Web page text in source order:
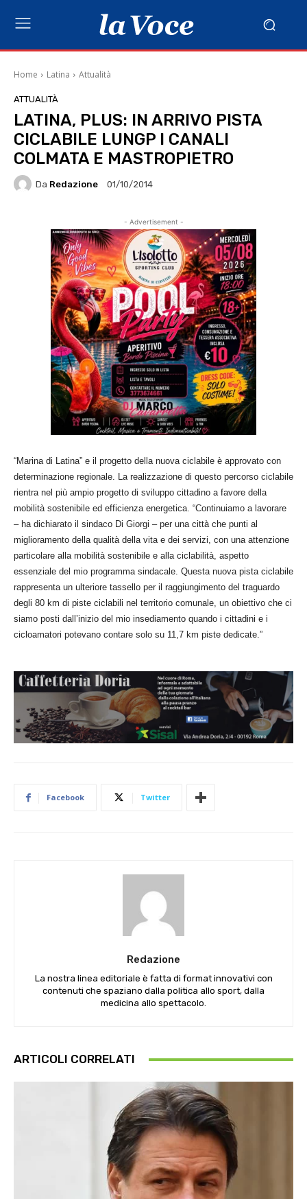
Home Latina Attualità
ATTUALITÀ
LATINA, PLUS: IN ARRIVO PISTA
CICLABILE LUNGP I CANALI
COLMATA E MASTROPIETRO
Da Redazione 01/10/2014
- Advertisement -
“Marina di Latina” e il progetto della nuova ciclabile è approvato con
determinazione regionale. La realizzazione di questo percorso ciclabile
rientra nel più ampio progetto di sviluppo cittadino a favore della
mobilità sostenibile ed efficienza energetica. “Continuiamo a lavorare
– ha dichiarato il sindaco Di Giorgi – per una città che punti al
miglioramento della qualità della vita e dei servizi, con una attenzione
particolare alla mobilità sostenibile e alla ciclabilità, aspetto
essenziale del mio programma sindacale. Questa nuova pista ciclabile
rappresenta un ulteriore tassello per il raggiungimento del traguardo
degli 80 km di piste ciclabili nel territorio comunale, un obiettivo che ci
siamo posti dall’inizio del mio insediamento quando i cittadini e i
cicloamatori potevano contare solo su 11,7 km piste dedicate.”
Facebook Twitter
Redazione
La nostra linea editoriale è fatta di format innovativi con
contenuti che spaziano dalla politica allo sport, dalla
medicina allo spettacolo.
ARTICOLI CORRELATI